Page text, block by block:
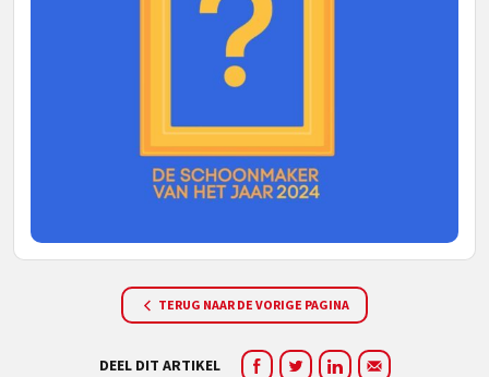
TERUG NAAR DE VORIGE PAGINA
DEEL DIT ARTIKEL